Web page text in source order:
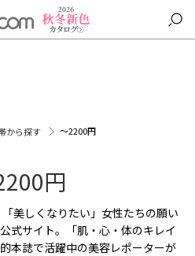
から探す ～2200円
円
「美しくなりたい」女性たちの願い
式サイト。「肌・心・体のキレイ
本誌で活躍中の美容レポーターが